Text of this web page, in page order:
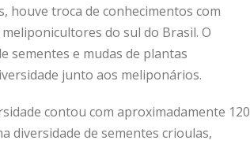
houve troca de conhecimentos com
do sul do Brasil. O
sementes e mudas de plantas
junto aos meliponários.
contou com aproximadamente 120
diversidade de sementes crioulas,